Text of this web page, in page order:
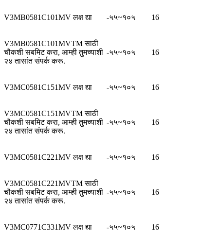
V3MB0581C101MV लक्ष द्या -५५~१०५ 16
V3MB0581C101MVTM साठी
चौकशी सबमिट करा, आम्ही तुमच्याशी
२४ तासांत संपर्क करू.
-५५~१०५ 16
V3MC0581C151MV लक्ष द्या -५५~१०५ 16
V3MC0581C151MVTM साठी
चौकशी सबमिट करा, आम्ही तुमच्याशी
२४ तासांत संपर्क करू.
-५५~१०५ 16
V3MC0581C221MV लक्ष द्या -५५~१०५ 16
V3MC0581C221MVTM साठी
चौकशी सबमिट करा, आम्ही तुमच्याशी
२४ तासांत संपर्क करू.
-५५~१०५ 16
V3MC0771C331MV लक्ष द्या -५५~१०५ 16